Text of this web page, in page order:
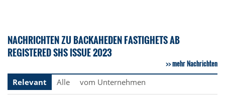
NACHRICHTEN ZU BACKAHEDEN FASTIGHETS AB
REGISTERED SHS ISSUE 2023
mehr Nachrichten
Relevant
Alle vom Unternehmen